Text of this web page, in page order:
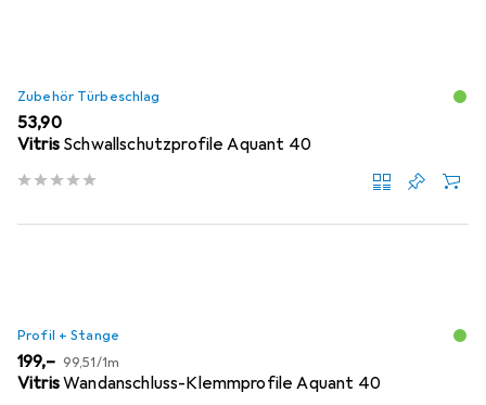
Zubehör Türbeschlag
EUR
53,90
Vitris Schwallschutzprofile Aquant 40
Profil + Stange
EUR
199,– EUR
99,51/1m
VitrisWandanschluss-Klemmprofile Aquant 40